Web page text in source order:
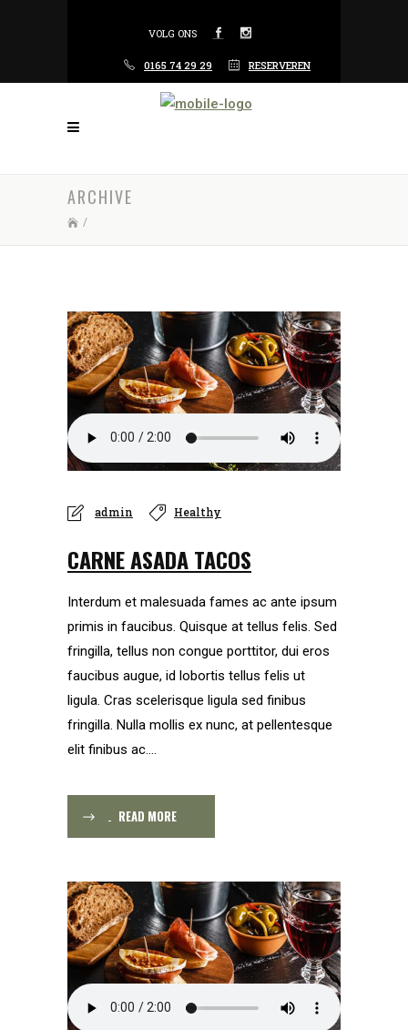
VOLG ONS
0165 74 29 29 RESERVEREN
ARCHIVE
/
admin Healthy
CARNE ASADA TACOS
Interdum et malesuada fames ac ante ipsum
primis in faucibus. Quisque at tellus felis. Sed
fringilla, tellus non congue porttitor, dui eros
faucibus augue, id lobortis tellus felis ut
ligula. Cras scelerisque ligula sed finibus
fringilla. Nulla mollis ex nunc, at pellentesque
elit finibus ac....
READ MORE